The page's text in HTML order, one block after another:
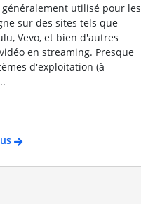
généralement utilisé pour les
sur des sites tels que
Vevo, et bien d'autres
en streaming. Presque
d'exploitation (à